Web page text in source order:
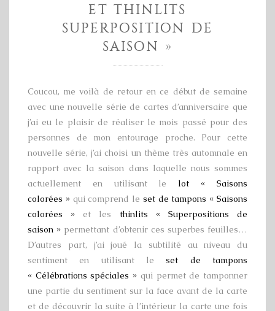
ET THINLITS
SUPERPOSITION DE
SAISON »
Coucou, me voilà de retour en ce début de semaine
avec une nouvelle série de cartes d’anniversaire que
j’ai eu le plaisir de réaliser le mois passé pour des
personnes de mon entourage proche. Pour cette
nouvelle série, j’ai choisi un thème très automnale en
rapport avec la saison dans laquelle nous sommes
actuellement en utilisant le lot « Saisons
colorées »qui comprend le set de tampons « Saisons
colorées » et les thinlits « Superpositions de
saison » permettant d’obtenir ces superbes feuilles…
D’autres part, j’ai joué la subtilité au niveau du
sentiment en utilisant leset de tampons
« Célébrations spéciales » qui permet de tamponner
une partie du sentiment sur la face avant de la carte
et de découvrir la suite à l’intérieur la carte une fois